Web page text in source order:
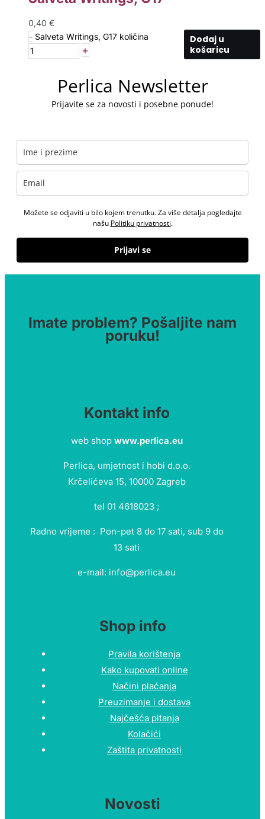
0,40 €
- Salveta Writings, G17 količina
+
Dodaj u
košaricu
Perlica Newsletter
Prijavite se za novosti i posebne ponude!
Možete se odjaviti u bilo kojem trenutku. Za više detalja pogledajte
našu Politiku privatnosti.
Prijavi se
Imate problem? Pošaljite nam
poruku!
Kontakt info
web shop www.perlica.eu
Perlica, umjetnost i hobi d.o.o.
Krčelićeva 15, 10000 Zagreb
tel 01 4618023 ;
Radno vrijeme : Pon-pet 8 do 17 sati, sub 9 do
13 sati
e-mail: info@perlica.eu
Shop info
Pravila korištenja
Kako kupovati online
Načini plaćanja
Preuzimanje i dostava
Najčešća pitanja
Kolačići
Zaštita privatnosti
Novosti